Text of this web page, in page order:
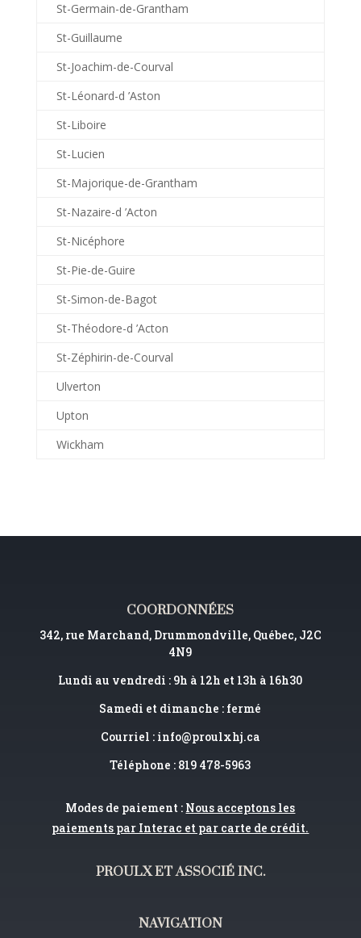
St-Germain-de-Grantham
St-Guillaume
St-Joachim-de-Courval
St-Léonard-d ’Aston
St-Liboire
St-Lucien
St-Majorique-de-Grantham
St-Nazaire-d ’Acton
St-Nicéphore
St-Pie-de-Guire
St-Simon-de-Bagot
St-Théodore-d ’Acton
St-Zéphirin-de-Courval
Ulverton
Upton
Wickham
COORDONNÉES
342, rue Marchand, Drummondville, Québec, J2C
4N9
Lundi au vendredi : 9h à 12h et 13h à 16h30
Samedi et dimanche : fermé
Courriel : info@proulxhj.ca
Téléphone : 819 478-5963
Modes de paiement : Nous acceptons les
paiements par Interac et par carte de crédit.
PROULX ET ASSOCIÉ INC.
NAVIGATION